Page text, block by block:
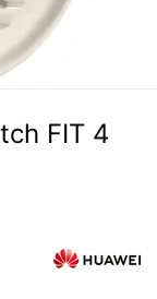
FIT 4